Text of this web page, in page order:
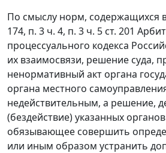
По смыслу норм, содержащихся
174, п. 3 ч. 4, п. 3 ч. 5 ст. 201
процессуального кодекса
их взаимосвязи, решение суда,
ненормативный акт органа
органа местного
недействительным, а решение,
(бездействие) указанных
обязывающее совершить
или иным образом устранить